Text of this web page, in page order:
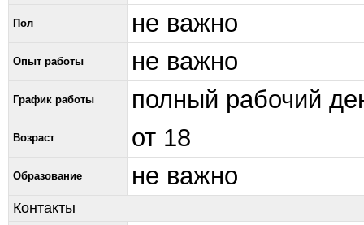
Пол не важно
Опыт работы не важно
График работы полный рабочий
Возраст от 18
Образование не важно
Контакты